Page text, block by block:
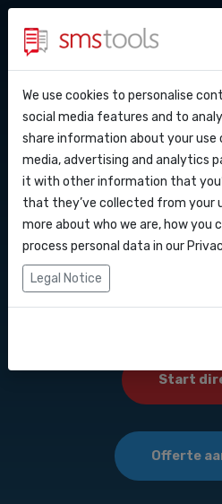
API Docs
Webhooks
Integraties
Zapier
Waarom smstools?
Blog
Service level agreement
Contact
Een offerte aanvragen
Bulk SMS
Bulk SMS versturen
Marketing
Start
Offerte
We use cookies to personalise
social media features and to
share information about your use
media, advertising and analytics
it with other information that
that they’ve collected from your
more about who we are, how you
process personal data in our
Legal Notice